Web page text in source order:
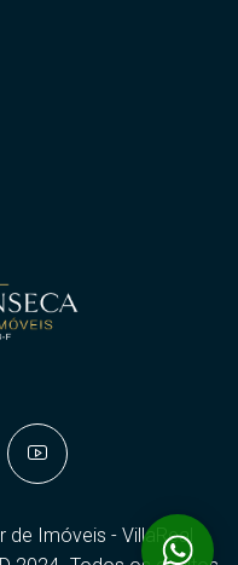
Imóveis - VillaReal